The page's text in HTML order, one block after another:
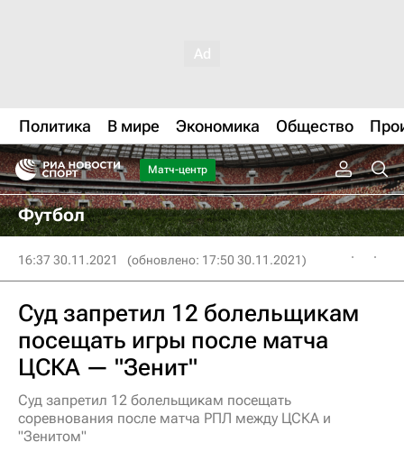
Политика В мире Экономика Общество
Матч-центр
Футбол
16:37 30.11.2021 (обновлено: 17:50 30.11.2021)
Суд запретил 12 болельщикам
посещать игры после матча
ЦСКА — "Зенит"
Суд запретил 12 болельщикам посещать
соревнования после матча РПЛ между ЦСКА и
"Зенитом"